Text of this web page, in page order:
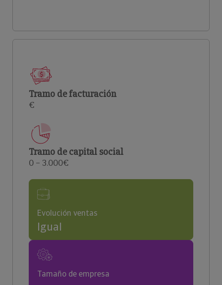
Tramo de facturación
€
Tramo de capital social
0 – 3.000€
Evolución ventas
Igual
Tamaño de empresa